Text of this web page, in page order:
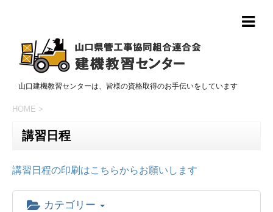
山口建機教習センターは、皆様の資格取得のお手伝いをしています
HOME >
講習日程
講習日程の印刷はこちらからお願いします
カテゴリー